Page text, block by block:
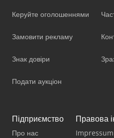
Керуйте оголошеннями
Замовити рекламу
Знак довіри
Подати аукціон
Підприємство
Про нас
Правова
Impressum